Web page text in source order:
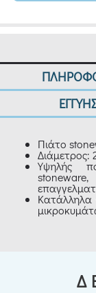
Πιάτο
Διάμετρος:
Yψηλής
Κατάλληλα